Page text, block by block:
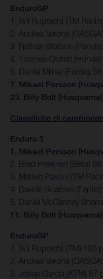
EnduroGP
1. Wil Ruprecht (TM
2. Andrea Verona
3. Nathan Watson
4. Thomas Oldrati
5. Daniel Milner (Fantic)
7. Mikael Persson
23. Billy Bolt
Classifiche di
Enduro 3
1. Mikael Persson
2. Brad Freeman (Beta)
3. Matteo Pavoni (TM
4. Davide Guarneri
5. Daniel McCanney
11. Billy Bolt
EnduroGP
1. Wil Ruprecht (TM) 105
2. Andrea Verona
3. Josep Garcia (KTM) 87